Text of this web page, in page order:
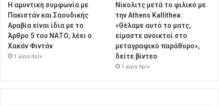
Η αμυντική συμφωνία με
Πακιστάν και Σαουδικής
Αραβία είναι ίδια με το
Άρθρο 5 του ΝΑΤΟ, λέει ο
Χακάν Φιντάν
1 ώρα πρίν
Νίκολιτς μετά το φιλικό με
την Athens Kallithea:
«Θέλαμε αυτό το ματς,
είμαστε ανοικτοί στο
μεταγραφικό παράθυρο»,
δείτε βίντεο
1 ώρα πρίν